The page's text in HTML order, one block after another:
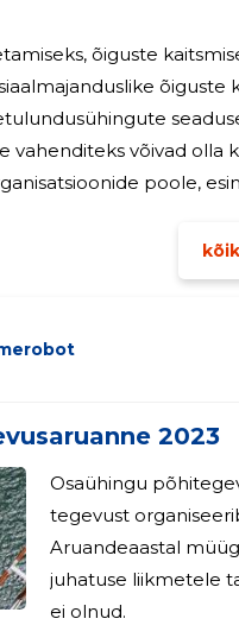
õiguste
õiguste
seadusest, Eesti Vabariigi
poole,
2023
Osaühingu
tegevust
Aruandeaastal müügitulu ei
juhatuse liikmetele tasu ei
ei olnud.